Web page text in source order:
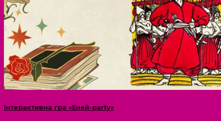
Інтерактивна гра «Еней-party»